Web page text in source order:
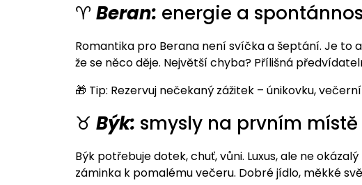
♈ Beran: energie a
Romantika pro Berana není svíčka a šeptání. Je to
že se něco děje. Největší chyba? Přílišná
🎁 Tip: Rezervuj nečekaný zážitek – únikovku,
♉ Býk: smysly na prvním místě
Býk potřebuje dotek, chuť, vůni. Luxus, ale ne
záminka k pomalému večeru. Dobré jídlo, měkké